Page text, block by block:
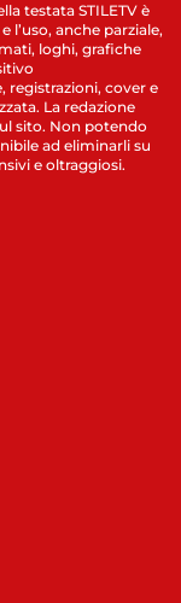
testata STILETV è
l’uso, anche parziale,
loghi, grafiche
registrazioni, cover e
La redazione
sito. Non potendo
ad eliminarli su
e oltraggiosi.